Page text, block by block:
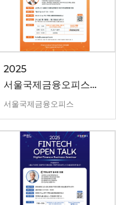
2025
서울국제금융오피스
7월 디지털 금융 세미나
서울국제금융오피스